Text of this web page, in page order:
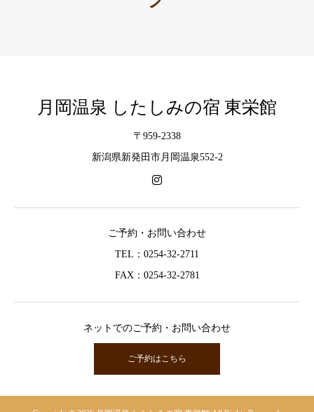
月岡温泉 したしみの宿 東栄館
〒959-2338
新潟県新発田市月岡温泉552-2
ご予約・お問い合わせ
TEL： 0254-32-2711
FAX：0254-32-2781
ネットでのご予約・お問い合わせ
ご予約はこちら